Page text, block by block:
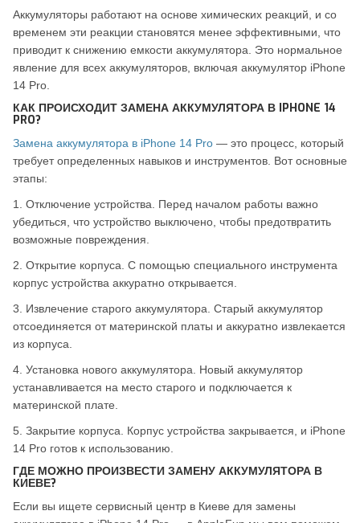
Аккумуляторы работают на основе химических реакций, и со
временем эти реакции становятся менее эффективными, что
приводит к снижению емкости аккумулятора. Это нормальное
явление для всех аккумуляторов, включая аккумулятор iPhone
14 Pro.
КАК ПРОИСХОДИТ ЗАМЕНА АККУМУЛЯТОРА В IPHONE 14
PRO?
Замена аккумулятора в iPhone 14 Pro — это процесс, который
требует определенных навыков и инструментов. Вот основные
этапы:
1. Отключение устройства. Перед началом работы важно
убедиться, что устройство выключено, чтобы предотвратить
возможные повреждения.
2. Открытие корпуса. С помощью специального инструмента
корпус устройства аккуратно открывается.
3. Извлечение старого аккумулятора. Старый аккумулятор
отсоединяется от материнской платы и аккуратно извлекается
из корпуса.
4. Установка нового аккумулятора. Новый аккумулятор
устанавливается на место старого и подключается к
материнской плате.
5. Закрытие корпуса. Корпус устройства закрывается, и iPhone
14 Pro готов к использованию.
ГДЕ МОЖНО ПРОИЗВЕСТИ ЗАМЕНУ АККУМУЛЯТОРА В
КИЕВЕ?
Если вы ищете сервисный центр в Киеве для замены